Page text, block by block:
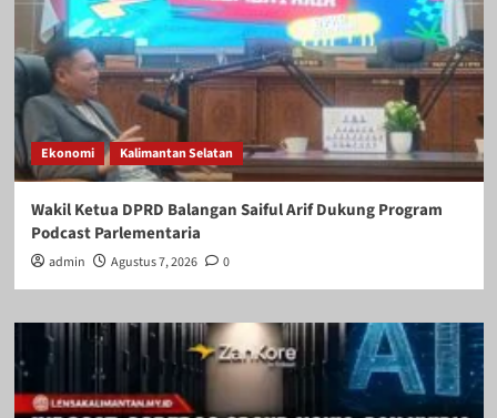
Ekonomi Kalimantan Selatan
Wakil Ketua DPRD Balangan Saiful Arif Dukung Program
Podcast Parlementaria
admin Agustus 7, 2026 0